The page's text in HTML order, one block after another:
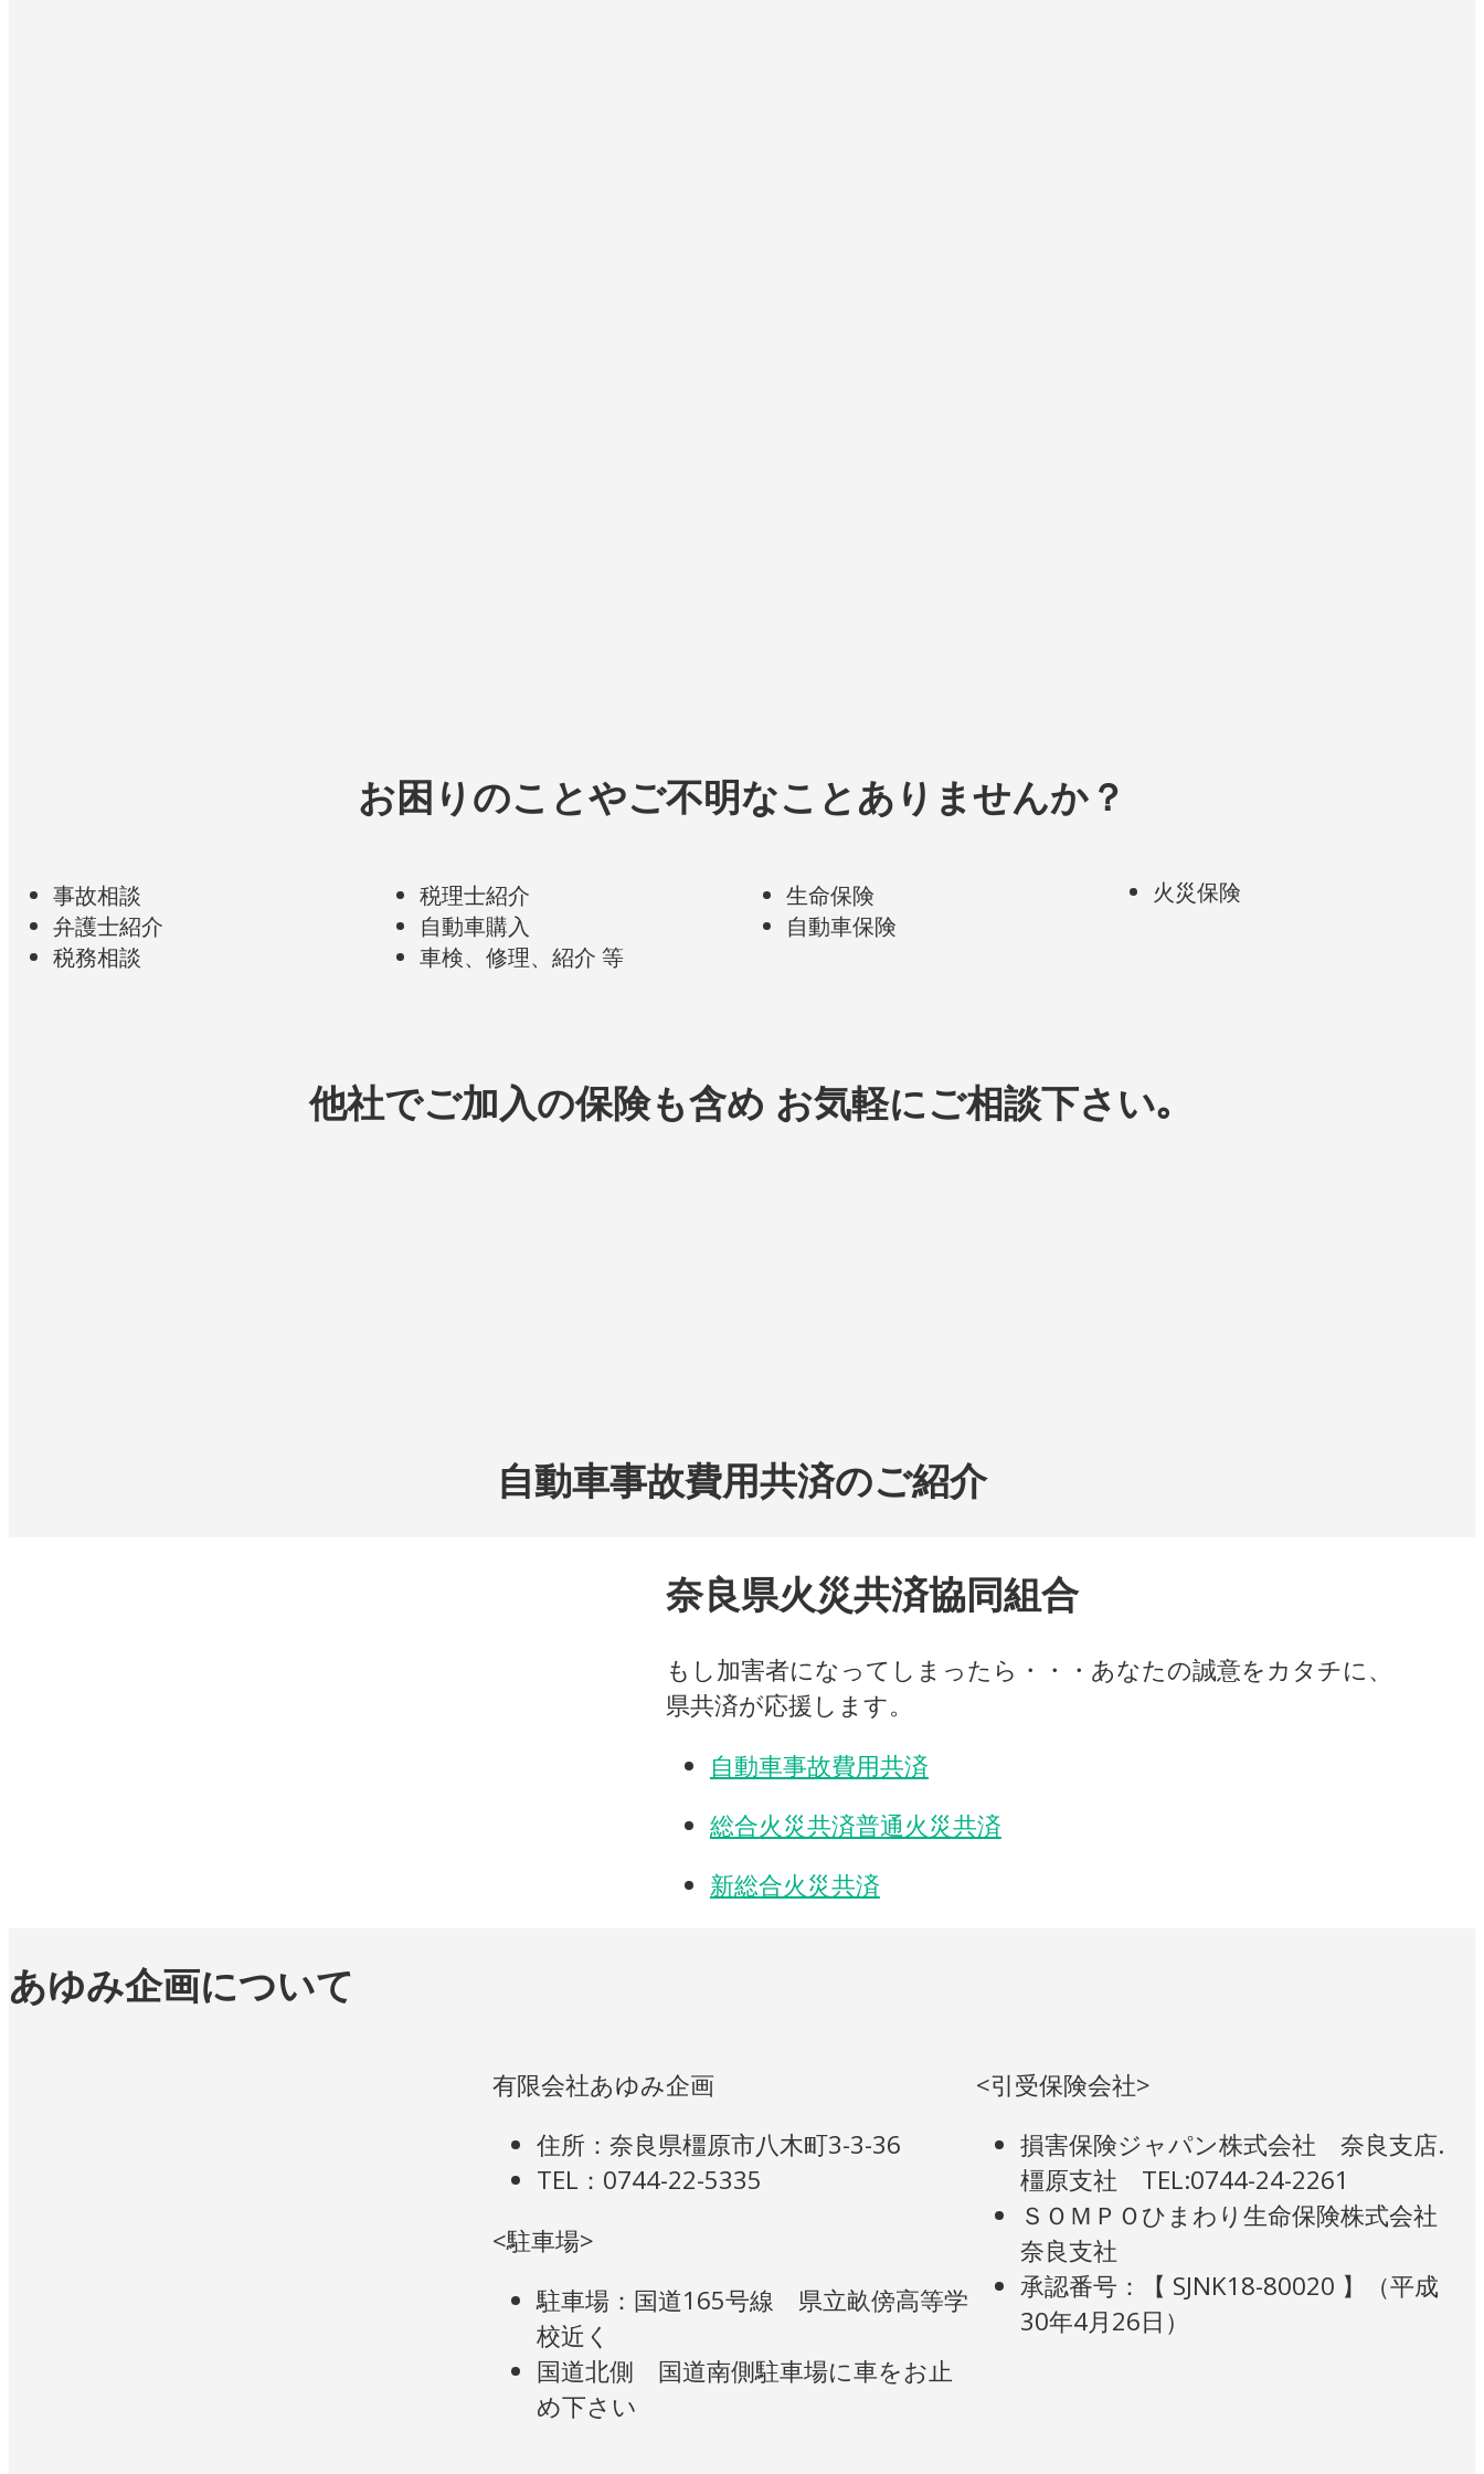
お困りのことやご不明なことありませんか？
事故相談
弁護士紹介
税務相談
税理士紹介
自動車購入
車検、修理、紹介 等
生命保険
自動車保険
火災保険
他社でご加入の保険も含め お気軽にご相談下さい｡
自動車事故費用共済のご紹介
奈良県火災共済協同組合
もし加害者になってしまったら・・・あなたの誠意をカタチに、
県共済が応援します。
自動車事故費用共済
総合火災共済普通火災共済
新総合火災共済
あゆみ企画について
有限会社あゆみ企画
住所：奈良県橿原市八木町3-3-36
TEL：0744-22-5335
<駐車場>
駐車場：国道165号線 県立畝傍高等学
校近く
国道北側 国道南側駐車場に車をお止
め下さい
<引受保険会社>
損害保険ジャパン株式会社 奈良支店.
橿原支社 TEL:0744-24-2261
ＳＯＭＰＯひまわり生命保険株式会社
奈良支社
承認番号：【 SJNK18-80020 】（平成
30年4月26日）